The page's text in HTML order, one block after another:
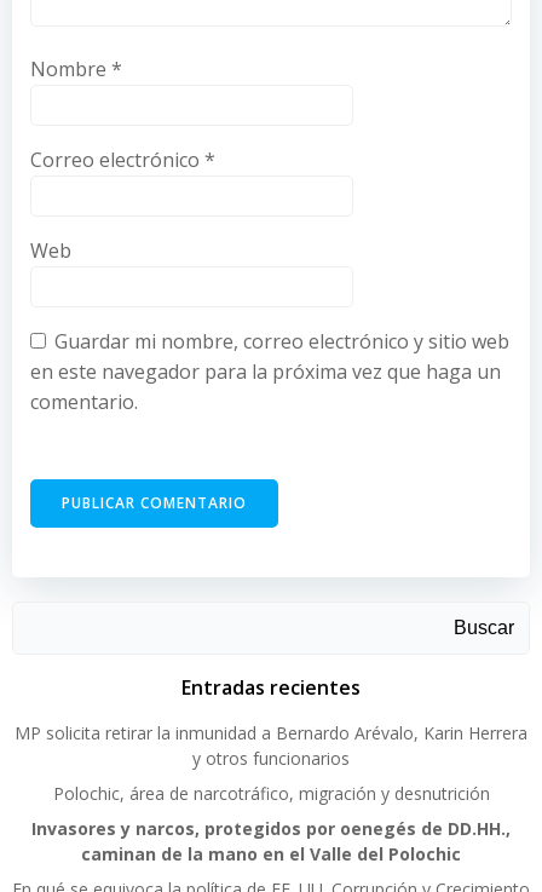
Nombre *
Correo electrónico *
Web
Guardar mi nombre, correo electrónico y sitio web
en este navegador para la próxima vez que haga un
comentario.
Buscar
Entradas recientes
MP solicita retirar la inmunidad a Bernardo Arévalo, Karin Herrera
y otros funcionarios
Polochic, área de narcotráfico, migración y desnutrición
Invasores y narcos, protegidos por oenegés de DD.HH.,
caminan de la mano en el Valle del Polochic